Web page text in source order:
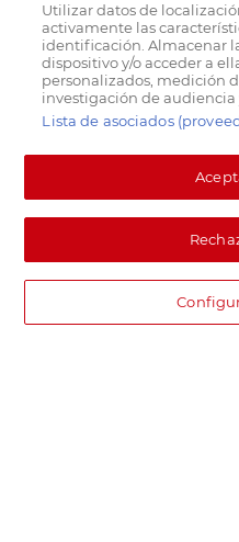
Utilizar datos de
activamente las
identificación. Almacenar
dispositivo y/o acceder a
personalizados, medición
investigación de audiencia
Lista de asociados